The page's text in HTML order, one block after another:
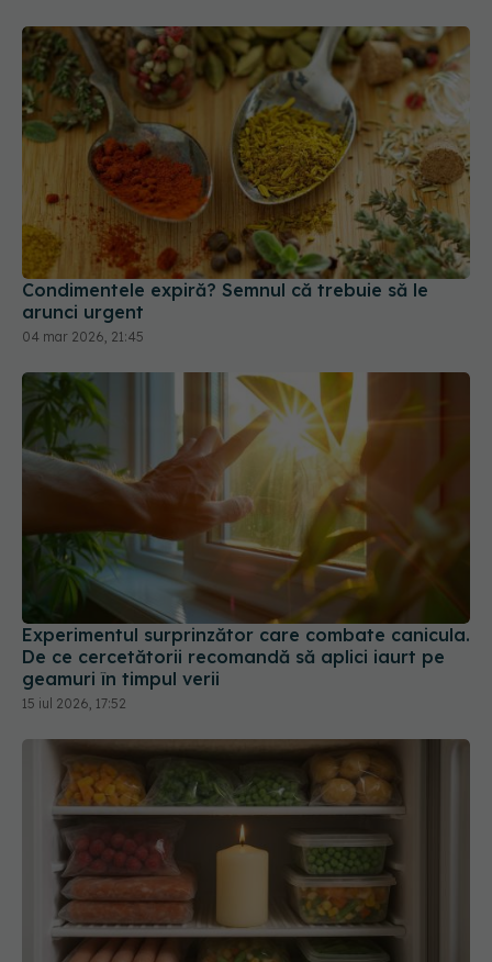
Condimentele expiră? Semnul că trebuie să le
arunci urgent
04 mar 2026, 21:45
Experimentul surprinzător care combate canicula.
De ce cercetătorii recomandă să aplici iaurt pe
geamuri în timpul verii
15 iul 2026, 17:52
Pune o lumânare în congelator. Motivul e genial!